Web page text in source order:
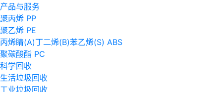
产品与服务
聚丙烯 PP
聚乙烯 PE
丙烯睛(A)丁二烯(B)苯乙烯(S) ABS
聚碳酸酯 PC
科学回收
生活垃圾回收
工业垃圾回收